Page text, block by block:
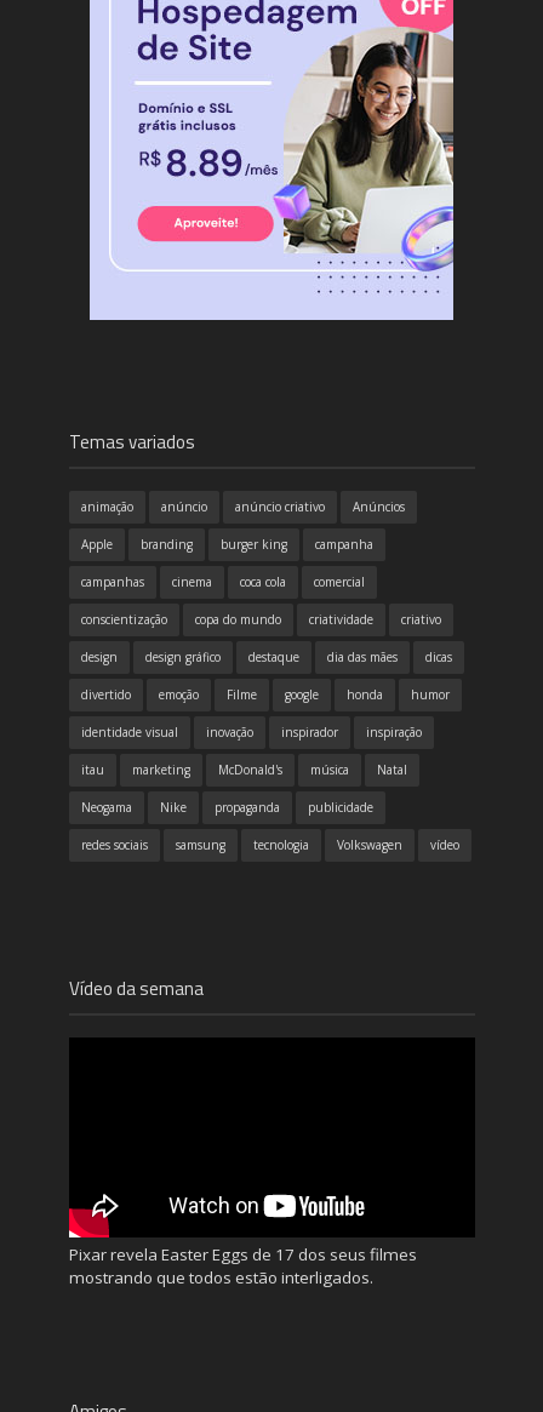
Temas variados
animação anúncio anúncio criativo Anúncios
Apple branding burger king campanha
campanhas cinema coca cola comercial
conscientização copa do mundo criatividade criativo
design design gráfico destaque dia das mães dicas
divertido emoção Filme google honda humor
identidade visual inovação inspirador inspiração
itau marketing McDonald's música Natal
Neogama Nike propaganda publicidade
redes sociais samsung tecnologia Volkswagen vídeo
Vídeo da semana
Pixar revela Easter Eggs de 17 dos seus filmes
mostrando que todos estão interligados.